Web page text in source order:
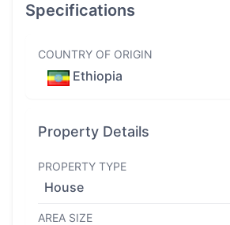
Specifications
COUNTRY OF ORIGIN
Ethiopia
Property Details
PROPERTY TYPE
House
AREA SIZE